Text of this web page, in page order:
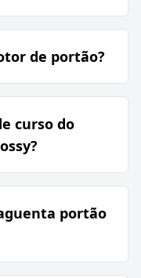
de portão?
curso do
portão